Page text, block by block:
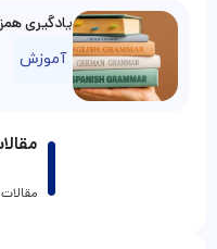
یادگیری
آموزش